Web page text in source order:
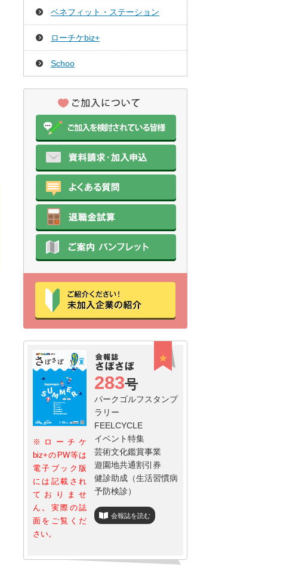
ベネフィット・ステーション
ローチケbiz+
Schoo
※ローチケ
biz+のPW等は
電子ブック版
には記載され
ておりませ
ん。実際の誌
面をご覧くだ
さい。
283号
パークゴルフスタンプ
ラリー
FEELCYCLE
イベント特集
芸術文化鑑賞事業
遊園地共通割引券
健診助成（生活習慣病
予防検診）
会報誌を読む